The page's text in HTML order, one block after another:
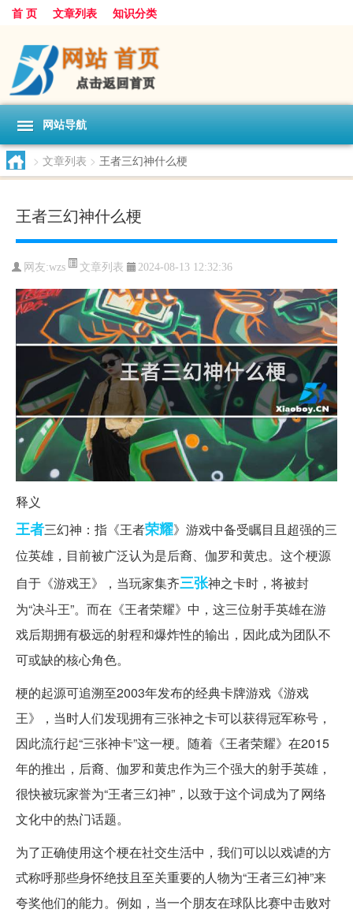
首 页 文章列表 知识分类
网站导航
> 文章列表 > 王者三幻神什么梗
王者三幻神什么梗
网友:wzs 文章列表 2024-08-13 12:32:36
释义
王者三幻神：指《王者荣耀》游戏中备受瞩目且超强的三
位英雄，目前被广泛认为是后裔、伽罗和黄忠。这个梗源
自于《游戏王》，当玩家集齐三张神之卡时，将被封
为“决斗王”。而在《王者荣耀》中，这三位射手英雄在游
戏后期拥有极远的射程和爆炸性的输出，因此成为团队不
可或缺的核心角色。
梗的起源可追溯至2003年发布的经典卡牌游戏《游戏
王》，当时人们发现拥有三张神之卡可以获得冠军称号，
因此流行起“三张神卡”这一梗。随着《王者荣耀》在2015
年的推出，后裔、伽罗和黄忠作为三个强大的射手英雄，
很快被玩家誉为“王者三幻神”，以致于这个词成为了网络
文化中的热门话题。
为了正确使用这个梗在社交生活中，我们可以以戏谑的方
式称呼那些身怀绝技且至关重要的人物为“王者三幻神”来
夸奖他们的能力。例如，当一个朋友在球队比赛中击败对